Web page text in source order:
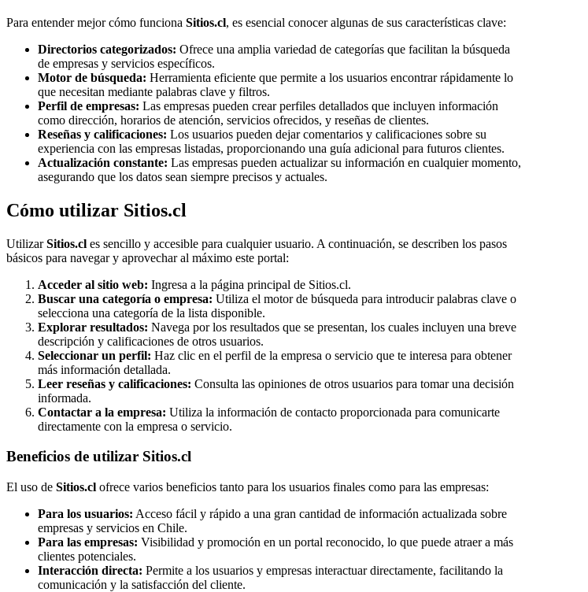
Para entender mejor cómo funciona Sitios.cl, es esencial conocer algunas de sus características clave:
Directorios categorizados: Ofrece una amplia variedad de categorías que facilitan la búsqueda
de empresas y servicios específicos.
Motor de búsqueda: Herramienta eficiente que permite a los usuarios encontrar rápidamente lo
que necesitan mediante palabras clave y filtros.
Perfil de empresas: Las empresas pueden crear perfiles detallados que incluyen información
como dirección, horarios de atención, servicios ofrecidos, y reseñas de clientes.
Reseñas y calificaciones: Los usuarios pueden dejar comentarios y calificaciones sobre su
experiencia con las empresas listadas, proporcionando una guía adicional para futuros clientes.
Actualización constante: Las empresas pueden actualizar su información en cualquier momento,
asegurando que los datos sean siempre precisos y actuales.
Cómo utilizar Sitios.cl
UtilizarSitios.cl es sencillo y accesible para cualquier usuario. A continuación, se describen los pasos
básicos para navegar y aprovechar al máximo este portal:
Acceder al sitio web: Ingresa a la página principal de Sitios.cl.
Buscar una categoría o empresa: Utiliza el motor de búsqueda para introducir palabras clave o
selecciona una categoría de la lista disponible.
Explorar resultados: Navega por los resultados que se presentan, los cuales incluyen una breve
descripción y calificaciones de otros usuarios.
Seleccionar un perfil: Haz clic en el perfil de la empresa o servicio que te interesa para obtener
más información detallada.
Leer reseñas y calificaciones: Consulta las opiniones de otros usuarios para tomar una decisión
informada.
Contactar a la empresa: Utiliza la información de contacto proporcionada para comunicarte
directamente con la empresa o servicio.
Beneficios de utilizar Sitios.cl
El uso de Sitios.cl ofrece varios beneficios tanto para los usuarios finales como para las empresas:
Para los usuarios: Acceso fácil y rápido a una gran cantidad de información actualizada sobre
empresas y servicios en Chile.
Para las empresas: Visibilidad y promoción en un portal reconocido, lo que puede atraer a más
clientes potenciales.
Interacción directa: Permite a los usuarios y empresas interactuar directamente, facilitando la
comunicación y la satisfacción del cliente.